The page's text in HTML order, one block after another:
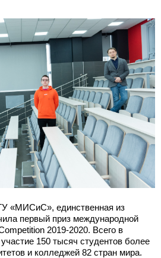
«МИСиС», единственная из
первый приз международной
2019-2020. Всего в
150 тысяч студентов более
и колледжей 82 стран мира.